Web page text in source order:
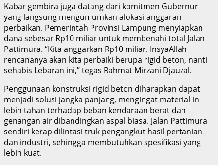
Kabar gembira juga datang dari komitmen Gubernur
yang langsung mengumumkan alokasi anggaran
perbaikan. Pemerintah Provinsi Lampung menyiapkan
dana sebesar Rp10 miliar untuk membenahi total Jalan
Pattimura. “Kita anggarkan Rp10 miliar. InsyaAllah
rencananya akan kita perbaiki berupa rigid beton, nanti
sehabis Lebaran ini,” tegas Rahmat Mirzani Djauzal.
Penggunaan konstruksi rigid beton diharapkan dapat
menjadi solusi jangka panjang, mengingat material ini
lebih tahan terhadap beban kendaraan berat dan
genangan air dibandingkan aspal biasa. Jalan Pattimura
sendiri kerap dilintasi truk pengangkut hasil pertanian
dan industri, sehingga membutuhkan spesifikasi yang
lebih kuat.